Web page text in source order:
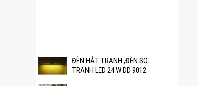
ĐÈN HẮT TRANH ,ĐÈN SOI
TRANH LED 24 W DD 9012